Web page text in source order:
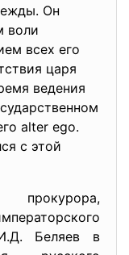
Он
воли
всех его
царя
ведения
alter ego.
с этой
прокурора,
И.Д. Беляев в